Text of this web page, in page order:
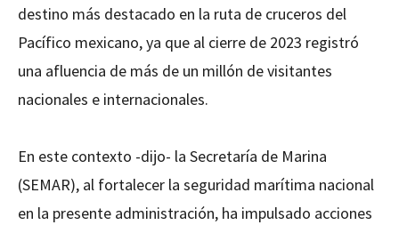
destino más destacado en la ruta de cruceros del
Pacífico mexicano, ya que al cierre de 2023 registró
una afluencia de más de un millón de visitantes
nacionales e internacionales.
En este contexto -dijo- la Secretaría de Marina
(SEMAR), al fortalecer la seguridad marítima nacional
en la presente administración, ha impulsado acciones